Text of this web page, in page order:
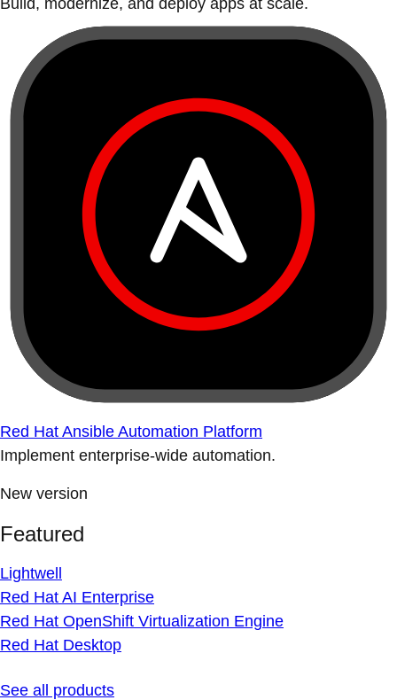
Build, modernize, and deploy apps at scale.
Red Hat Ansible Automation Platform
Implement enterprise-wide automation.
New version
Featured
Lightwell
Red Hat AI Enterprise
Red Hat OpenShift Virtualization Engine
Red Hat Desktop
See all products